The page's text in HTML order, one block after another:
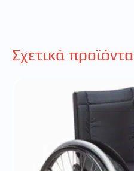
Σχετικά προϊόντα